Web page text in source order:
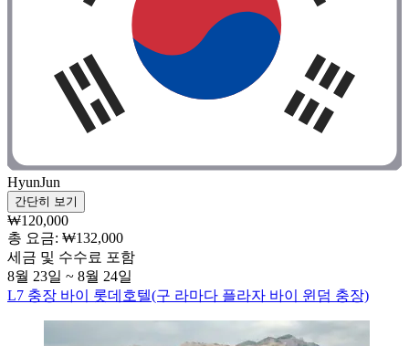
HyunJun
간단히 보기
₩120,000
총 요금: ₩132,000
세금 및 수수료 포함
8월 23일 ~ 8월 24일
L7 충장 바이 롯데호텔(구 라마다 플라자 바이 윈덤 충장)